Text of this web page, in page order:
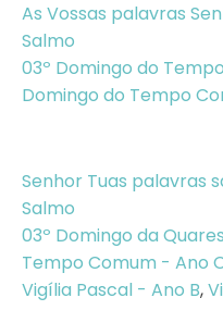
As Vossas palavras
Salmo
03º Domingo do
Domingo do Tempo
Senhor Tuas palavras
Salmo
03º Domingo da
Tempo Comum - Ano
Vigília Pascal - Ano B,